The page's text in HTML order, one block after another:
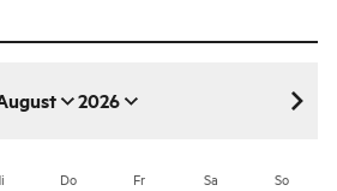
2026
August 2026
Do Fr Sa So